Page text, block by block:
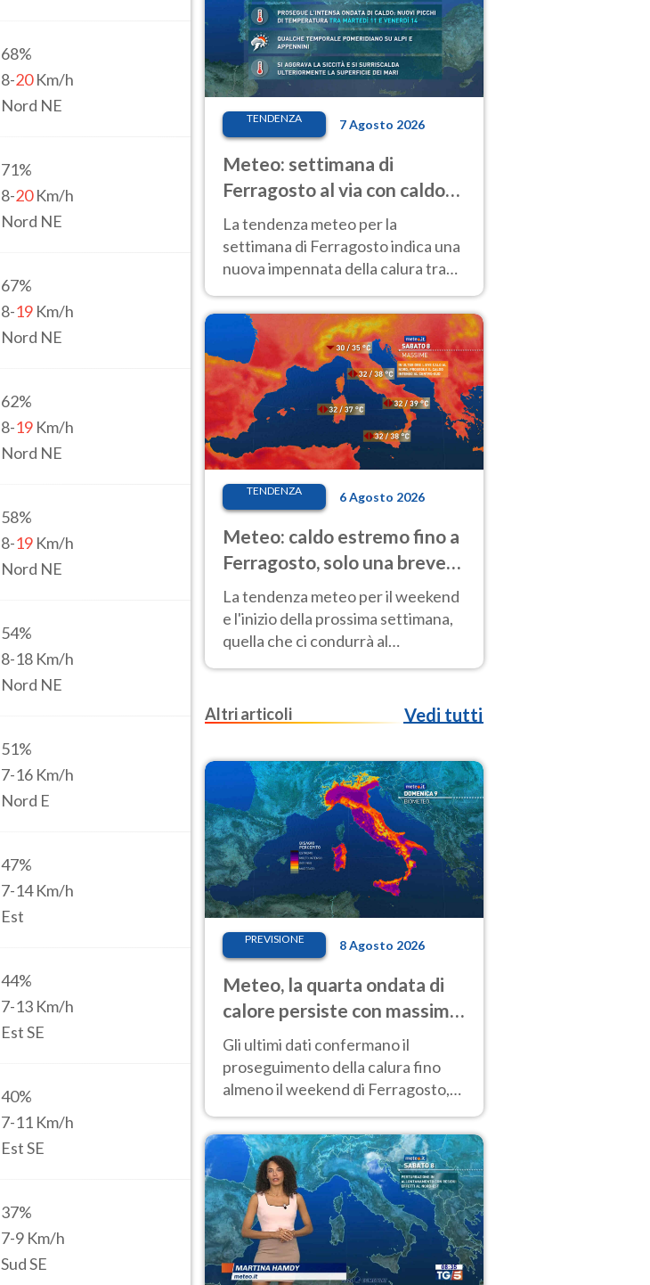
68%
8-20Km/h
Nord NE
71%
8-20Km/h
Nord NE
67%
8-19 Km/h
Nord NE
62%
8-19 Km/h
Nord NE
58%
8-19 Km/h
Nord NE
54%
8-18 Km/h
Nord NE
51%
7-16 Km/h
Nord E
47%
7-14Km/h
Est
44%
7-13 Km/h
Est SE
40%
7-11 Km/h
Est SE
37%
7-9 Km/h
Sud SE
TENDENZA 7 Agosto 2026
Meteo: settimana di
Ferragosto al via con caldo
intenso e qualche temporale
La tendenza meteo per la
settimana di Ferragosto indica una
nuova impennata della calura tra
anche al Nord.
TENDENZA 6 Agosto 2026
Meteo: caldo estremo fino a
Ferragosto, solo una breve
pausa. Ecco dove
La tendenza meteo per il weekend
e l'inizio della prossima settimana,
quella che ci condurrà al
Ferragosto, vede ancora
Altri articoli
Vedi tutti
PREVISIONE 8 Agosto 2026
Meteo, la quarta ondata di
calore persiste con massime
sempre molto elevate
Gli ultimi dati confermano il
proseguimento della calura fino
almeno il weekend di Ferragosto,
intensificazione prossima
settimana